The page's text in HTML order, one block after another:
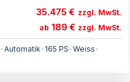
35.475 € zzgl. MwSt.
ab 189 € zzgl. MwSt.
•Automatik• 165 PS•Weiss•